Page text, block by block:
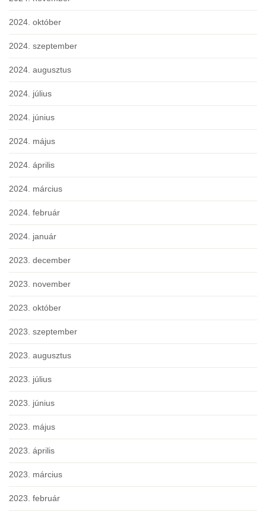
2024. október
2024. szeptember
2024. augusztus
2024. július
2024. június
2024. május
2024. április
2024. március
2024. február
2024. január
2023. december
2023. november
2023. október
2023. szeptember
2023. augusztus
2023. július
2023. június
2023. május
2023. április
2023. március
2023. február